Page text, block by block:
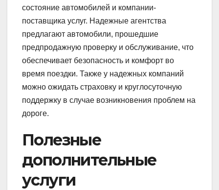
состояние автомобилей и компании-
поставщика услуг. Надежные агентства
предлагают автомобили, прошедшие
предпродажную проверку и обслуживание, что
обеспечивает безопасность и комфорт во
время поездки. Также у надежных компаний
можно ожидать страховку и круглосуточную
поддержку в случае возникновения проблем на
дороге.
Полезные
дополнительные
услуги